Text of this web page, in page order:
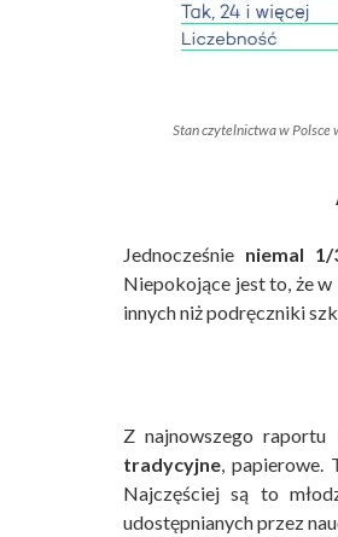
Stan czytelnictwa w Polsce
Jednocześnie niemal
Niepokojące jest to, że
innych niż podręczniki
Z najnowszego
tradycyjne ,
Najczęściej są to
udostępnianych przez